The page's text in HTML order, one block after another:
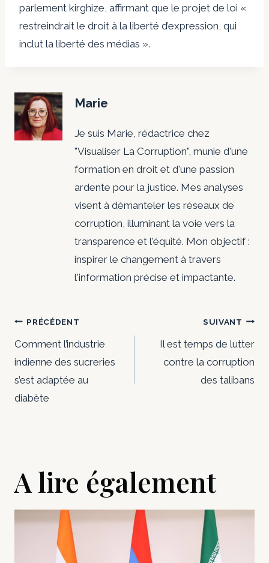
parlement kirghize, affirmant que le projet de loi «
restreindrait le droit à la liberté d’expression, qui
inclut la liberté des médias ».
Marie
Je suis Marie, rédactrice chez
"Visualiser La Corruption", munie d'une
formation en droit et d'une passion
ardente pour la justice. Mes analyses
visent à démanteler les réseaux de
corruption, illuminant la voie vers la
transparence et l'équité. Mon objectif :
inspirer le changement à travers
l'information précise et impactante.
Navigation
de
l’article
PRÉCÉDENT
Comment l’industrie
indienne des sucreries
s’est adaptée au
diabète
SUIVANT
Il est temps de lutter
contre la corruption
des talibans
A lire également